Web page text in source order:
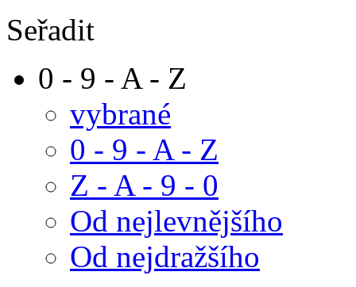
Seřadit
0 - 9 - A - Z
vybrané
0 - 9 - A - Z
Z - A - 9 - 0
Od nejlevnějšího
Od nejdražšího